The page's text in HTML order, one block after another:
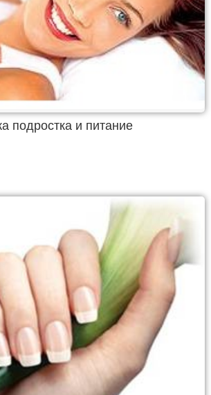
подростка и питание